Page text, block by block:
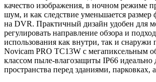
качество изображения, в ночном режиме
шум, и как следствие уменьшается размер
на DVR. Практичный дизайн удобен для
регулировать направление обзора и
использования как внутри, так и снаружи
Novicam PRO TC13W с мегапиксельным
классом пыле-влагозащиты IP66 идеально
пространства перед зданиями, парковках,